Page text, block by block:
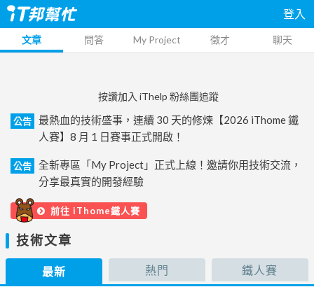
登入
文章 問答 My Project 徵才 聊天
按讚加入 iThelp 粉絲團追蹤
公告
最熱血的技術盛事，連續 30 天的修煉【2026 iThome 鐵
人賽】8 月 1 日賽事正式開啟！
公告
全新專區「My Project」正式上線！邀請你用技術交流，
分享最真實的開發經驗
前往 iThome鐵人賽
技術文章
最新 熱門 鐵人賽